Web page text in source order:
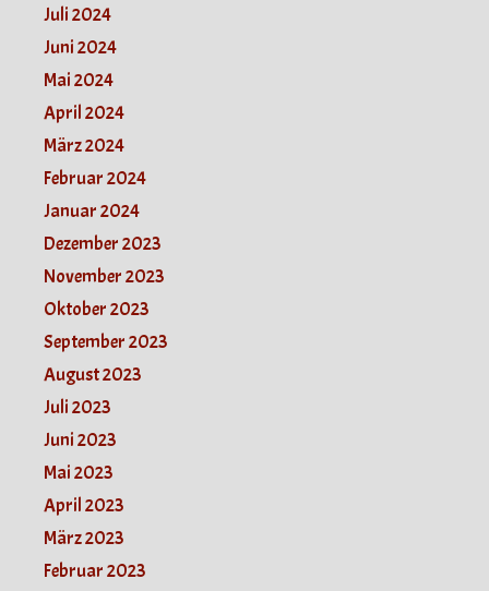
Juli 2024
Juni 2024
Mai 2024
April 2024
März 2024
Februar 2024
Januar 2024
Dezember 2023
November 2023
Oktober 2023
September 2023
August 2023
Juli 2023
Juni 2023
Mai 2023
April 2023
März 2023
Februar 2023